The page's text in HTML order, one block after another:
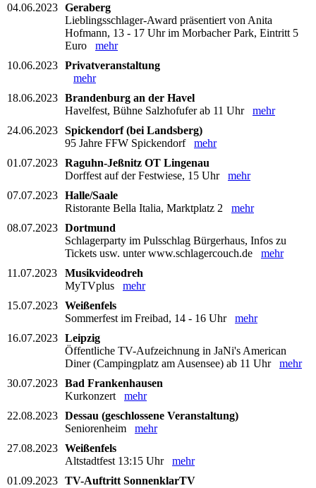
04.06.2023 Geraberg
Lieblingsschlager-Award präsentiert von Anita
Hofmann, 13 - 17 Uhr im Morbacher Park, Eintritt 5
Euro mehr
10.06.2023 Privatveranstaltung
mehr
18.06.2023 Brandenburg an der Havel
Havelfest, Bühne Salzhofufer ab 11 Uhr mehr
24.06.2023 Spickendorf (bei Landsberg)
95 Jahre FFW Spickendorf mehr
01.07.2023 Raguhn-Jeßnitz OT Lingenau
Dorffest auf der Festwiese, 15 Uhr mehr
07.07.2023 Halle/Saale
Ristorante Bella Italia, Marktplatz 2 mehr
08.07.2023 Dortmund
Schlagerparty im Pulsschlag Bürgerhaus, Infos zu
Tickets usw. unter www.schlagercouch.de mehr
11.07.2023
Musikvideodreh
MyTVplus mehr
15.07.2023 Weißenfels
Sommerfest im Freibad, 14 - 16 Uhr mehr
16.07.2023 Leipzig
Öffentliche TV-Aufzeichnung in JaNi's American
Diner (Campingplatz am Ausensee) ab 11 Uhr mehr
30.07.2023 Bad Frankenhausen
Kurkonzert mehr
22.08.2023 Dessau (geschlossene Veranstaltung)
Seniorenheim mehr
27.08.2023 Weißenfels
Altstadtfest 13:15 Uhr mehr
01.09.2023 TV-Auftritt SonnenklarTV